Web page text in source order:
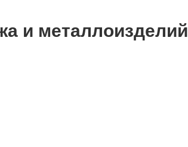
и металлоизделий